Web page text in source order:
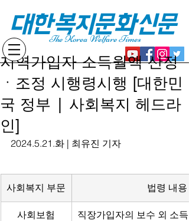
대한복지문화신문
The Korea Welfare Times
지역가입자 소득월액 산정
ㆍ조정 시행령시행 [대한민
국 정부 | 사회복지 헤드라
인]
2024.5.21.화 | 최유진 기자
사회복지 부문 법령 내용
사회보험
직장가입자의 보수 외 소